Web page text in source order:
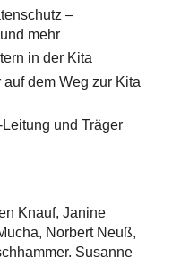
–
mehr
in der Kita
dem Weg zur Kita
und Träger
Knauf, Janine
Norbert Neuß,
Susanne